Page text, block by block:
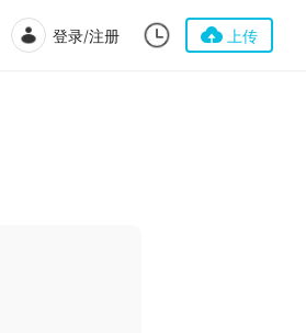
登录/注册 上传